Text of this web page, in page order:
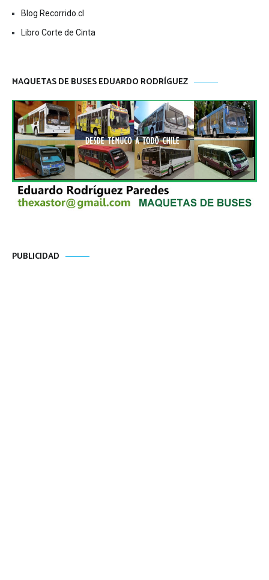
Blog Recorrido.cl
Libro Corte de Cinta
MAQUETAS DE BUSES EDUARDO RODRÍGUEZ
PUBLICIDAD